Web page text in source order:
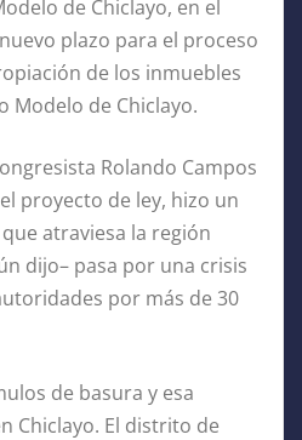
de Chiclayo, en el
plazo para el proceso
de los inmuebles
Modelo de Chiclayo.
Rolando Campos
proyecto de ley, hizo un
atraviesa la región
dijo– pasa por una crisis
por más de 30
de basura y esa
Chiclayo. El distrito de